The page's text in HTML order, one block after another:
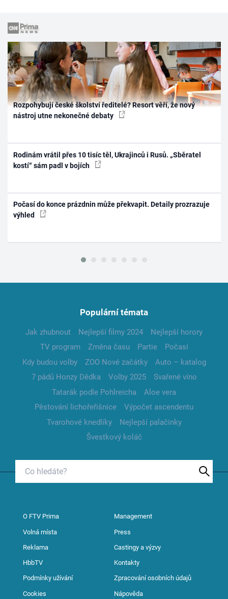
Rozpohybují české školství ředitelé? Resort věří, že nový
nástroj utne nekonečné debaty
Rodinám vrátil přes 10 tisíc těl, Ukrajinců i Rusů. „Sběratel
kostí“ sám padl v bojích
Počasí do konce prázdnin může překvapit. Detaily prozrazuje
výhled
Populární témata
Jak zhubnout Nejlepší filmy 2024
Nejlepší horory
TV program
Změna času Partie
Počasí
Kdy budou volby
ZOO Nové začátky
Auto – katalog
7 pádů Honzy Dědka
Volby 2025
Svařené víno
Tatarák podle Pohlreicha
Aloe vera
Pěstování lichořeřišnice
Výpočet ascendentu
Tvarohové knedlíky
Nejlepší palačinky
Švestkový koláč
O FTV Prima Management
Volná místa Press
Reklama Castingy a výzvy
HbbTV Kontakty
Podmínky užívání Zpracování osobních údajů
Cookies Nápověda